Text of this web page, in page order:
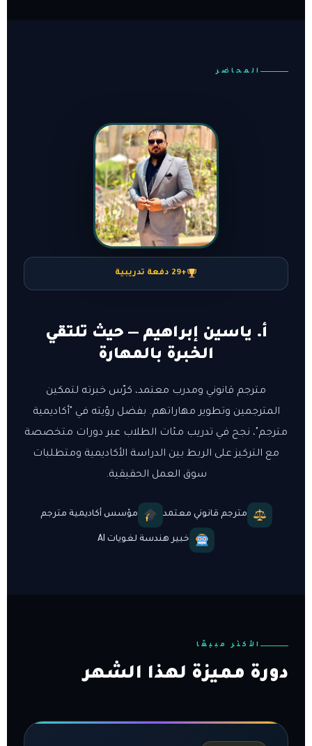
المحاضر
+29 دفعة تدريبية
أ. ياسين إبراهيم — حيث تلتقي
الخبرة بالمهارة
مترجم قانوني ومدرب معتمد، كرّس خبرته لتمكين
المترجمين وتطوير مهاراتهم. بفضل رؤيته في "أكاديمية
مترجم"، نجح في تدريب مئات الطلاب عبر دورات متخصصة
مع التركيز على الربط بين الدراسة الأكاديمية ومتطلبات
سوق العمل الحقيقية.
مترجم قانوني معتمد مؤسس أكاديمية مترجم
خبير هندسة لغويات AI
الأكثر مبيعًا
دورة مميزة لهذا الشهر